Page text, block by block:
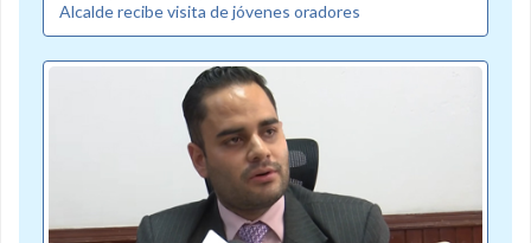
Alcalde recibe visita de jóvenes oradores